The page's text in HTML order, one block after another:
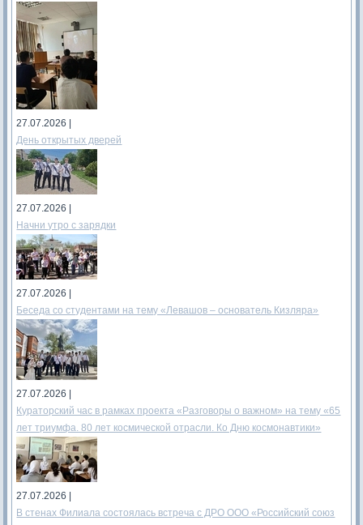
27.07.2026 |
День открытых дверей
27.07.2026 |
Начни утро с зарядки
27.07.2026 |
Беседа со студентами на тему «Левашов – основатель Кизляра»
27.07.2026 |
Кураторский час в рамках проекта «Разговоры о важном» на тему «65
лет триумфа. 80 лет космической отрасли. Ко Дню космонавтики»
27.07.2026 |
В стенах Филиала состоялась встреча с ДРО ООО «Российский союз